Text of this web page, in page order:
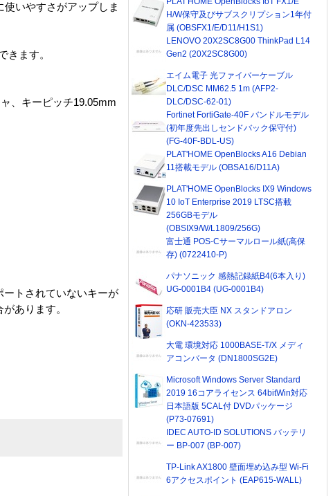
いやすさがアップしま
きます。
、キーピッチ19.05mm
ートされていないキーが
あります。
H/W保守及びサブスクリプション1年付
属 (OBSFX1/E/D11/H1S1)
LENOVO 20X2SC8G00 ThinkPad L14
Gen2 (20X2SC8G00)
エイム電子 光ファイバーケーブル
DLC/DSC MM62.5 1m (AFP2-
DLC/DSC-62-01)
Fortinet FortiGate-40F バンドルモデル
(初年度先出しセンドバック保守付)
(FG-40F-BDL-US)
PLAT'HOME OpenBlocks A16 Debian
11搭載モデル (OBSA16/D11A)
PLAT'HOME OpenBlocks IX9 Windows
10 IoT Enterprise 2019 LTSC搭載
256GBモデル
(OBSIX9/W/L1809/256G)
富士通 POS-Cサーマルロール紙(高保
存) (0722410-P)
パナソニック 感熱記録紙B4(6本入り)
UG-0001B4 (UG-0001B4)
応研 販売大臣 NX スタンドアロン
(OKN-423533)
大電 環境対応 1000BASE-T/X メディ
アコンバータ (DN1800SG2E)
Microsoft Windows Server Standard
2019 16コアライセンス 64bitWin対応
日本語版 5CAL付 DVDパッケージ
(P73-07691)
IDEC AUTO-ID SOLUTIONS バッテリ
ー BP-007 (BP-007)
TP-Link AX1800 壁面埋め込み型 Wi-Fi
6アクセスポイント (EAP615-WALL)